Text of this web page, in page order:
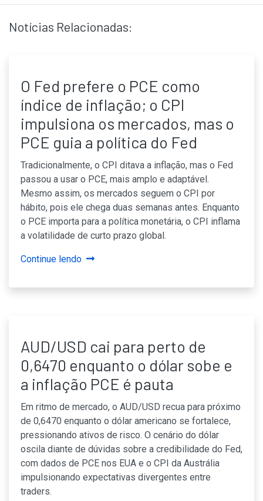
Notícias Relacionadas:
O Fed prefere o PCE como
índice de inflação; o CPI
impulsiona os mercados, mas o
PCE guia a política do Fed
Tradicionalmente, o CPI ditava a inflação, mas o Fed
passou a usar o PCE, mais amplo e adaptável.
Mesmo assim, os mercados seguem o CPI por
hábito, pois ele chega duas semanas antes. Enquanto
o PCE importa para a política monetária, o CPI inflama
a volatilidade de curto prazo global.
Continue lendo
AUD/USD cai para perto de
0,6470 enquanto o dólar sobe e
a inflação PCE é pauta
Em ritmo de mercado, o AUD/USD recua para próximo
de 0,6470 enquanto o dólar americano se fortalece,
pressionando ativos de risco. O cenário do dólar
oscila diante de dúvidas sobre a credibilidade do Fed,
com dados de PCE nos EUA e o CPI da Austrália
impulsionando expectativas divergentes entre
traders.